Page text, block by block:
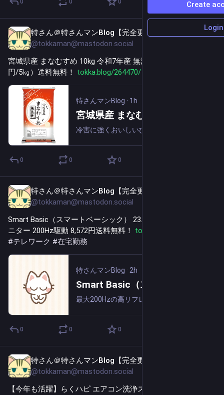
0 0 0
1h
特さん＠特さんマンBlog【完全更新通知用】
@tokkaman@mastodon.social
宮城県産 まなむすめ 10kg 令和7年産 無洗米 3,999円（1999.5
円/5㎏）送料無料！ tokka.blog/264470/
特さんマンBlog · 1h
0 0 0
特さん＠特さんマンBlog【完全更新通知用】
@tokkaman@mastodon.social
Smart Basic（スマートベーシック） 23.8インチゲーミングモ
ニター 200Hz駆動 8,572円送料無料！ tokka.blog/255905/
#テレワーク #在宅勤務
特さんマンBlog · 2h
0 0 0
特さん＠特さんマンBlog【完全更新通知用】
@tokkaman@mastodon.social
【今年も活躍】らくハピ エアコン洗浄スプレー Nextplus 消
Create
Login